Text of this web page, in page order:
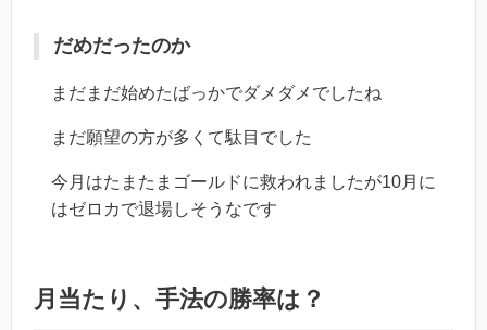
だめだったのか
まだまだ始めたばっかでダメダメでしたね
まだ願望の方が多くて駄目でした
今月はたまたまゴールドに救われましたが10月に
はゼロカで退場しそうなです
月当たり、手法の勝率は？